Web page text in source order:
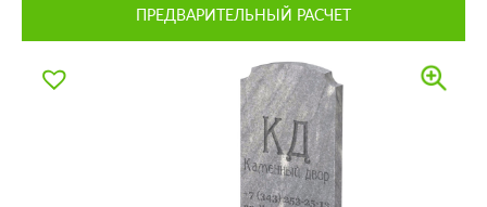
ПРЕДВАРИТЕЛЬНЫЙ РАСЧЕТ